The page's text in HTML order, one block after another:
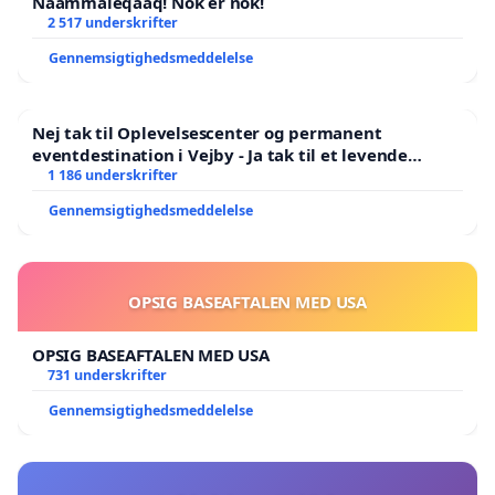
Visualiseringen er lavet af projektejer og viser
store vindmøller ses henover sommerhuse og
#NejTakTilVEAnlægVedLøkken #Løkken #Vrensted
#HjørringKommune #BevarLandskabet
#PasPåLøkken #Vendsyssel
2 517 underskrifter
Gennemsigtighedsmeddelelse
Nej tak til Oplevelsescenter og permanent
eventdestination i Vejby - Ja tak til et levende
lokalområde i balance
1 186 underskrifter
Gennemsigtighedsmeddelelse
OPSIG BASEAFTALEN MED USA
OPSIG BASEAFTALEN MED USA
731 underskrifter
Gennemsigtighedsmeddelelse